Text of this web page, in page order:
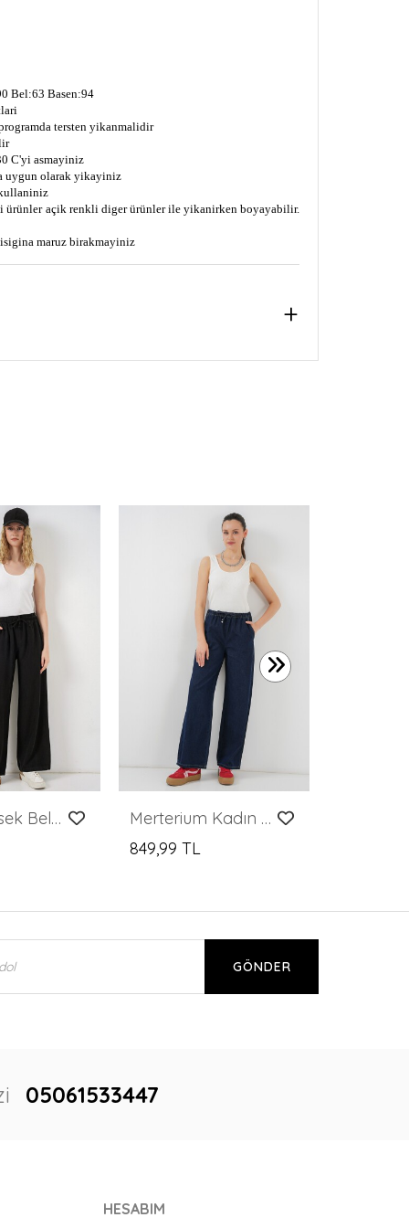
Bel:63 Basen:94
tersten yikanmalidir
C'yi asmayiniz
uygun olarak yikayiniz
ürünler açik renkli diger ürünler ile yikanirken boyayabilir.
maruz birakmayiniz
Kadın Yüksek Bel Geniş Paça Pantolon 30097 - Siyah
Merterium Kadın Geniş Paça Kot Pantolon 6706 - Lacivert
849,99 TL
GÖNDER
05061533447
HESABIM